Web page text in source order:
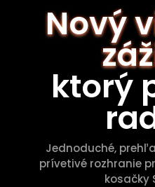
Nový
ktorý
Jednoduché,
prívetivé rozhranie
kosačky